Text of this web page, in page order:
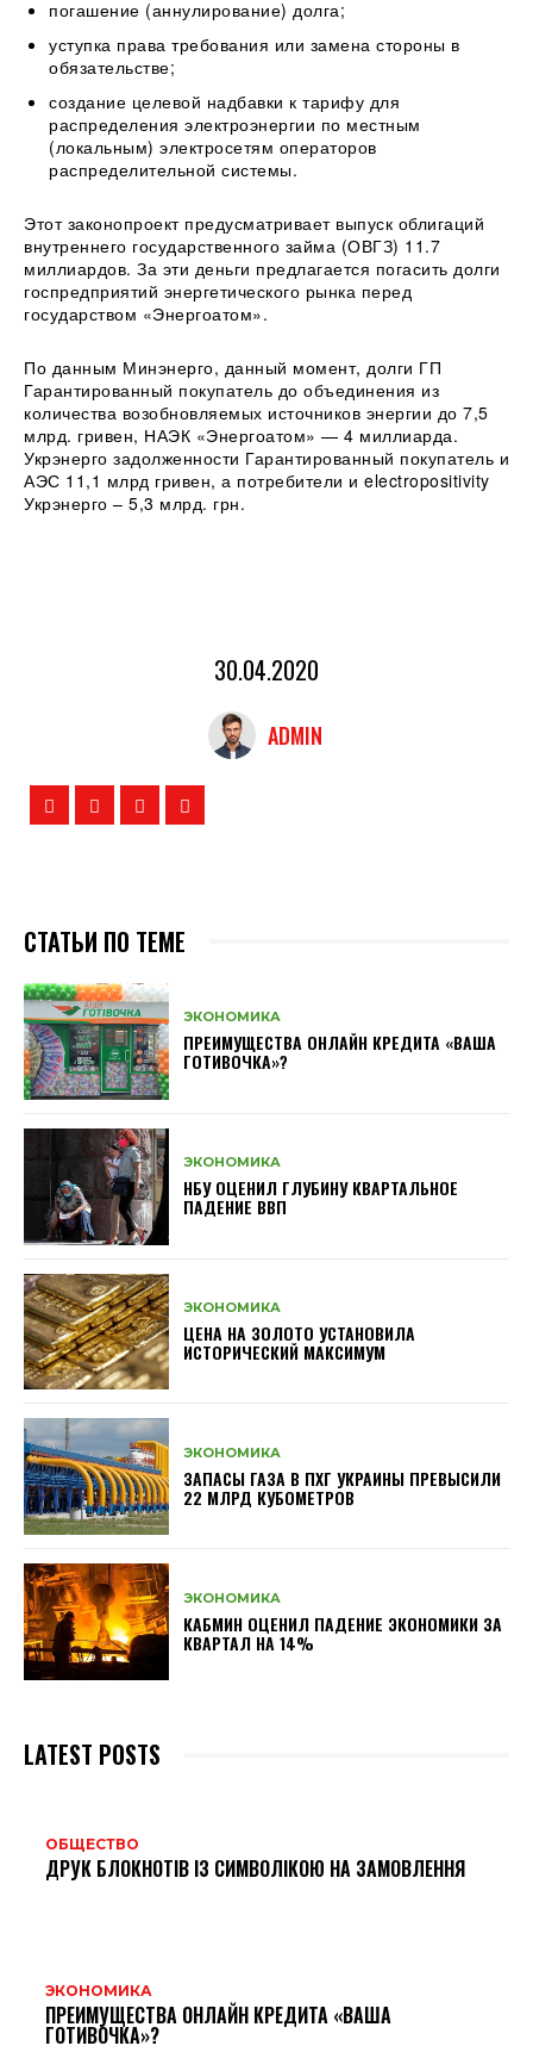
погашение (аннулирование) долга;
уступка права требования или замена стороны в
обязательстве;
создание целевой надбавки к тарифу для
распределения электроэнергии по местным
(локальным) электросетям операторов
распределительной системы.
Этот законопроект предусматривает выпуск облигаций
внутреннего государственного займа (ОВГЗ) 11.7
миллиардов. За эти деньги предлагается погасить долги
госпредприятий энергетического рынка перед
государством «Энергоатом».
По данным Минэнерго, данный момент, долги ГП
Гарантированный покупатель до объединения из
количества возобновляемых источников энергии до 7,5
млрд. гривен, НАЭК «Энергоатом» — 4 миллиарда.
Укрэнерго задолженности Гарантированный покупатель и
АЭС 11,1 млрд гривен, а потребители и electropositivity
Укрэнерго – 5,3 млрд. грн.
30.04.2020
ADMIN
СТАТЬИ ПО ТЕМЕ
ЭКОНОМИКА
ПРЕИМУЩЕСТВА ОНЛАЙН КРЕДИТА «ВАША
ГОТИВОЧКА»?
ЭКОНОМИКА
НБУ ОЦЕНИЛ ГЛУБИНУ КВАРТАЛЬНОЕ
ПАДЕНИЕ ВВП
ЭКОНОМИКА
ЦЕНА НА ЗОЛОТО УСТАНОВИЛА
ИСТОРИЧЕСКИЙ МАКСИМУМ
ЭКОНОМИКА
ЗАПАСЫ ГАЗА В ПХГ УКРАИНЫ ПРЕВЫСИЛИ
22 МЛРД КУБОМЕТРОВ
ЭКОНОМИКА
КАБМИН ОЦЕНИЛ ПАДЕНИЕ ЭКОНОМИКИ ЗА
КВАРТАЛ НА 14%
LATEST POSTS
ОБЩЕСТВО
ДРУК БЛОКНОТІВ ІЗ СИМВОЛІКОЮ НА ЗАМОВЛЕННЯ
ЭКОНОМИКА
ПРЕИМУЩЕСТВА ОНЛАЙН КРЕДИТА «ВАША
ГОТИВОЧКА»?